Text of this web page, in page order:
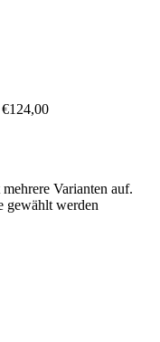
Varianten auf.
gewählt werden